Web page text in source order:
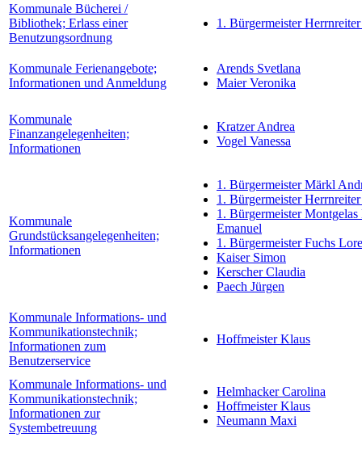
Kommunale Bücherei /
Bibliothek; Erlass einer
Benutzungsordnung
1. Bürgermeister Herrnreiter
Kommunale Ferienangebote;
Informationen und Anmeldung
Arends Svetlana
Maier Veronika
Kommunale
Finanzangelegenheiten;
Informationen
Kratzer Andrea
Vogel Vanessa
Kommunale
Grundstücksangelegenheiten;
Informationen
1. Bürgermeister Märkl
1. Bürgermeister Herrnreiter
1. Bürgermeister
Emanuel
1. Bürgermeister Fuchs
Kaiser Simon
Kerscher Claudia
Paech Jürgen
Kommunale Informations- und
Kommunikationstechnik;
Informationen zum
Benutzerservice
Hoffmeister Klaus
Kommunale Informations- und
Kommunikationstechnik;
Informationen zur
Systembetreuung
Helmhacker Carolina
Hoffmeister Klaus
Neumann Maxi